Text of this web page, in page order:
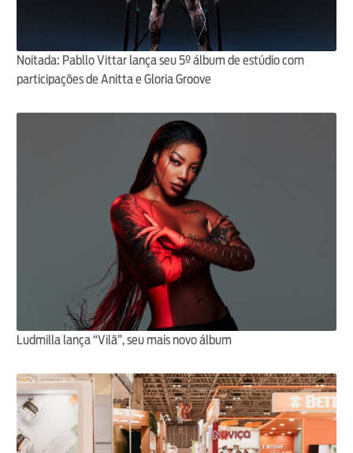
Noitada: Pabllo Vittar lança seu 5º álbum de estúdio com
participações de Anitta e Gloria Groove
Ludmilla lança “Vilã”, seu mais novo álbum